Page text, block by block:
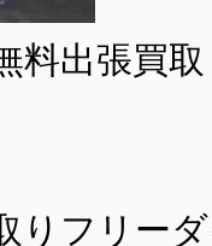
料出張買
りフリー